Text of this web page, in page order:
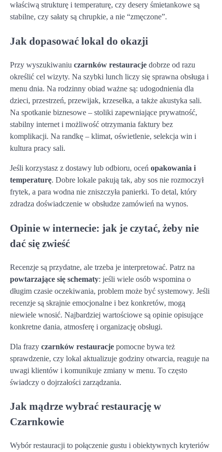
właściwą strukturę i temperaturę, czy desery śmietankowe są
stabilne, czy sałaty są chrupkie, a nie “zmęczone”.
Jak dopasować lokal do okazji
Przy wyszukiwaniu czarnków restauracje dobrze od razu
określić cel wizyty. Na szybki lunch liczy się sprawna obsługa i
menu dnia. Na rodzinny obiad ważne są: udogodnienia dla
dzieci, przestrzeń, przewijak, krzesełka, a także akustyka sali.
Na spotkanie biznesowe – stoliki zapewniające prywatność,
stabilny internet i możliwość otrzymania faktury bez
komplikacji. Na randkę – klimat, oświetlenie, selekcja win i
kultura pracy sali.
Jeśli korzystasz z dostawy lub odbioru, oceń opakowania i
temperaturę. Dobre lokale pakują tak, aby sos nie rozmoczył
frytek, a para wodna nie zniszczyła panierki. To detal, który
zdradza doświadczenie w obsłudze zamówień na wynos.
Opinie w internecie: jak je czytać, żeby nie
dać się zwieść
Recenzje są przydatne, ale trzeba je interpretować. Patrz na
powtarzające się schematy: jeśli wiele osób wspomina o
długim czasie oczekiwania, problem może być systemowy. Jeśli
recenzje są skrajnie emocjonalne i bez konkretów, mogą
niewiele wnosić. Najbardziej wartościowe są opinie opisujące
konkretne dania, atmosferę i organizację obsługi.
Dla frazy czarnków restauracje pomocne bywa też
sprawdzenie, czy lokal aktualizuje godziny otwarcia, reaguje na
uwagi klientów i komunikuje zmiany w menu. To często
świadczy o dojrzałości zarządzania.
Jak mądrze wybrać restaurację w
Czarnkowie
Wybór restauracji to połączenie gustu i obiektywnych kryteriów